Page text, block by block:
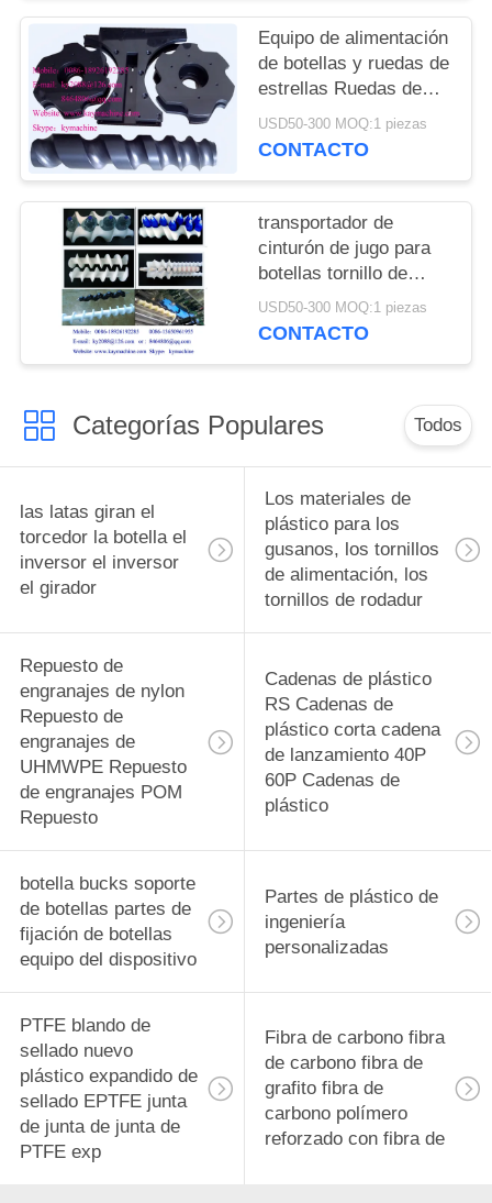
alimentación China
fabricante
Equipo de alimentación
de botellas y ruedas de
estrellas Ruedas de
estrellas de plástico y
engranajes de plástico
USD50-300 MOQ:1 piezas
CONTACTO
transportador de
cinturón de jugo para
botellas tornillo de
alimentación para
botellas tornillos de
equipos de
USD50-300 MOQ:1 piezas
CONTACTO
Categorías Populares Todos
las latas giran el
torcedor la botella el
inversor el inversor
el girador
Los materiales de
plástico para los
gusanos, los tornillos
de alimentación, los
tornillos de rodadur
Repuesto de
engranajes de nylon
Repuesto de
engranajes de
UHMWPE Repuesto
de engranajes POM
Repuesto
Cadenas de plástico
RS Cadenas de
plástico corta cadena
de lanzamiento 40P
60P Cadenas de
plástico
botella bucks soporte
de botellas partes de
fijación de botellas
equipo del dispositivo
Partes de plástico de
ingeniería
personalizadas
PTFE blando de
sellado nuevo
plástico expandido de
sellado EPTFE junta
de junta de junta de
PTFE exp
Fibra de carbono fibra
de carbono fibra de
grafito fibra de
carbono polímero
reforzado con fibra de